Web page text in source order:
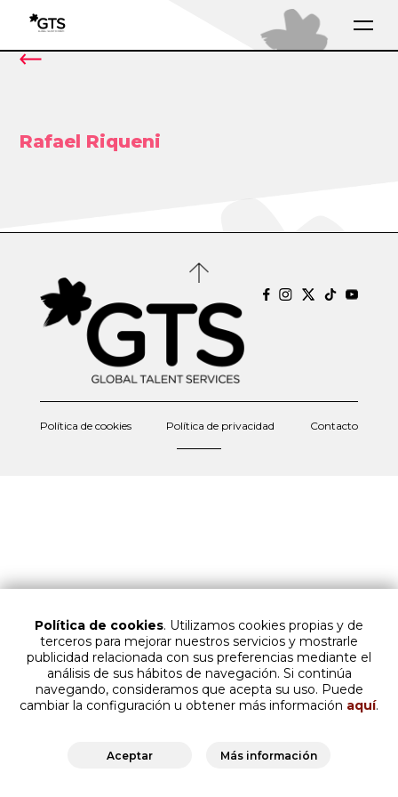
Rafael Riqueni
Política de cookies Política de privacidad Contacto
Política de cookies. Utilizamos cookies propias y de
terceros para mejorar nuestros servicios y mostrarle
publicidad relacionada con sus preferencias mediante el
análisis de sus hábitos de navegación. Si continúa
navegando, consideramos que acepta su uso. Puede
cambiar la configuración u obtener más información aquí.
Aceptar Más información